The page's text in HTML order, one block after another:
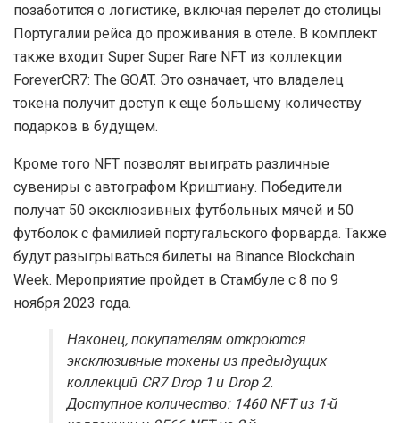
позаботится о логистике, включая перелет до столицы
Португалии рейса до проживания в отеле. В комплект
также входит Super Super Rare NFT из коллекции
ForeverCR7: The GOAT. Это означает, что владелец
токена получит доступ к еще большему количеству
подарков в будущем.
Кроме того NFT позволят выиграть различные
сувениры с автографом Криштиану. Победители
получат 50 эксклюзивных футбольных мячей и 50
футболок с фамилией португальского форварда. Также
будут разыгрываться билеты на Binance Blockchain
Week. Мероприятие пройдет в Стамбуле с 8 по 9
ноября 2023 года.
Наконец, покупателям откроются
эксклюзивные токены из предыдущих
коллекций CR7 Drop 1 и Drop 2.
Доступное количество: 1460 NFT из 1-й